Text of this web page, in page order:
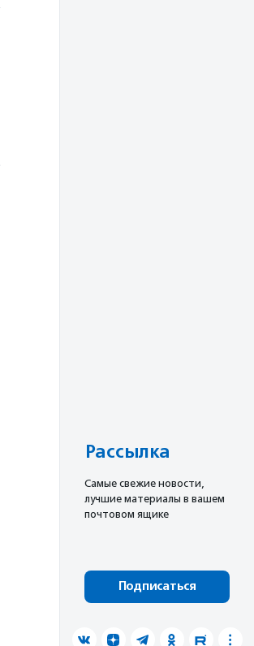
Рассылка
Cамые свежие новости,
лучшие материалы в вашем
почтовом ящике
Подписаться